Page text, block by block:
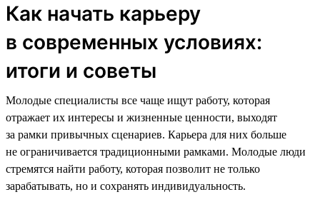
Как начать карьеру
в современных условиях:
итоги и советы
Молодые специалисты все чаще ищут работу, которая
отражает их интересы и жизненные ценности, выходят
за рамки привычных сценариев. Карьера для них больше
не ограничивается традиционными рамками. Молодые люди
стремятся найти работу, которая позволит не только
зарабатывать, но и сохранять индивидуальность.